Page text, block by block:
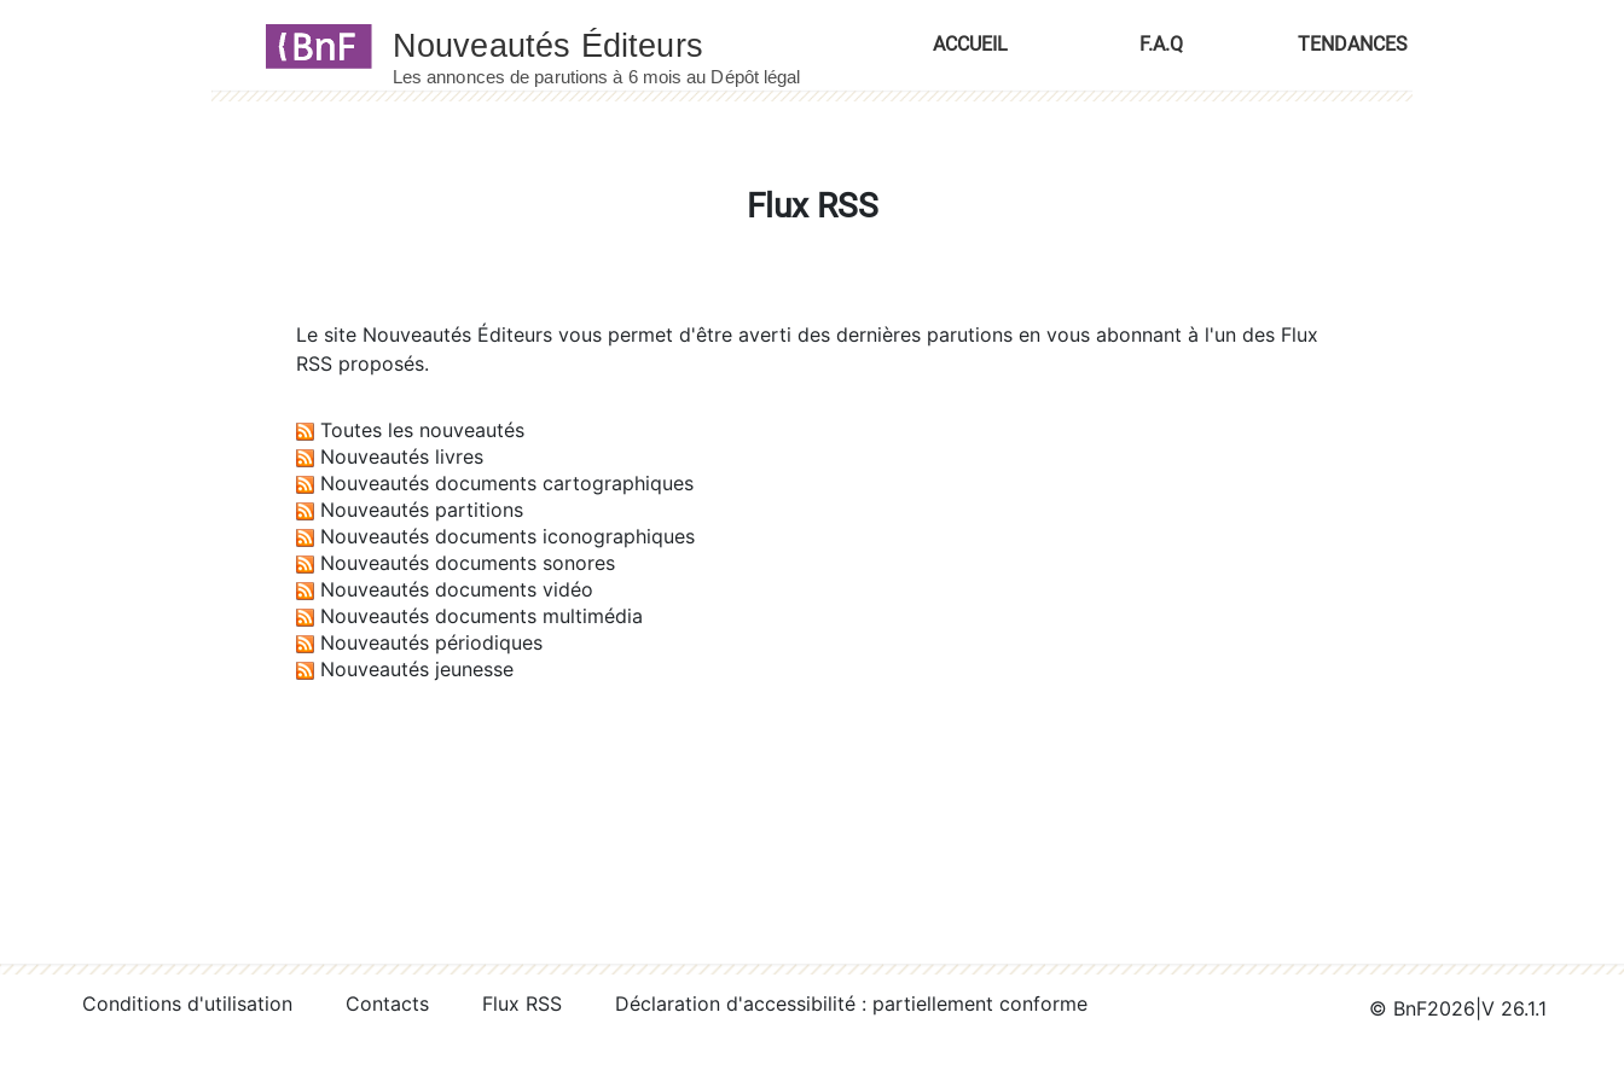
ACCUEIL F.A.Q TENDANCES
Flux RSS
Le site Nouveautés Éditeurs vous permet d'être averti des dernières parutions en vous abonnant à l'un des Flux
RSS proposés.
Toutes les nouveautés
Nouveautés livres
Nouveautés documents cartographiques
Nouveautés partitions
Nouveautés documents iconographiques
Nouveautés documents sonores
Nouveautés documents vidéo
Nouveautés documents multimédia
Nouveautés périodiques
Nouveautés jeunesse
Conditions d'utilisation Contacts Flux RSS Déclaration d'accessibilité : partiellement conforme © BnF2026 V 26.1.1